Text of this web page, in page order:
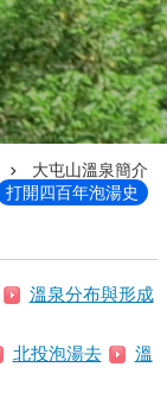
大屯山溫泉簡介
打開四百年泡湯史
溫泉分布與形成
北投泡湯去
溫